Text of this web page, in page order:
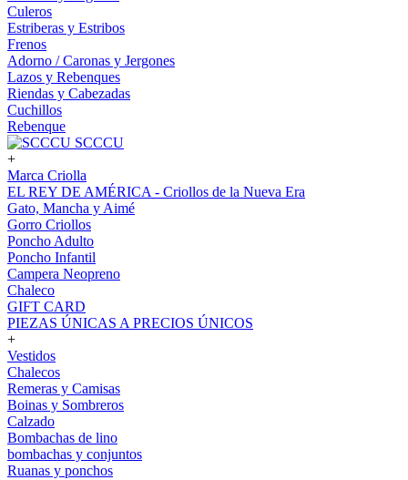
Culeros
Estriberas y Estribos
Frenos
Adorno / Caronas y Jergones
Lazos y Rebenques
Riendas y Cabezadas
Cuchillos
Rebenque
SCCCU
+
Marca Criolla
EL REY DE AMÉRICA - Criollos de la Nueva Era
Gato, Mancha y Aimé
Gorro Criollos
Poncho Adulto
Poncho Infantil
Campera Neopreno
Chaleco
GIFT CARD
PIEZAS ÚNICAS A PRECIOS ÚNICOS
+
Vestidos
Chalecos
Remeras y Camisas
Boinas y Sombreros
Calzado
Bombachas de lino
bombachas y conjuntos
Ruanas y ponchos